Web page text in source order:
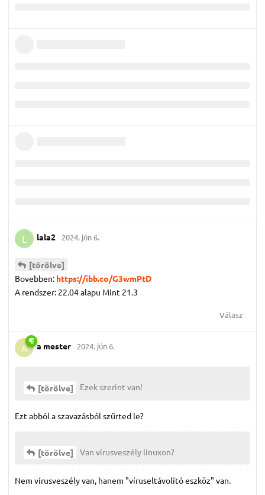
L lala2 2024. jún 6.
[törölve]
Bovebben: https://ibb.co/G3wmPtD
A rendszer: 22.04 alapu Mint 21.3
Válasz
A a mester 2024. jún 6.
[törölve] Ezek szerint van!
Ezt abból a szavazásból szűrted le?
[törölve] Van vírusveszély linuxon?
Nem vírusveszély van, hanem "víruseltávolító eszköz" van.